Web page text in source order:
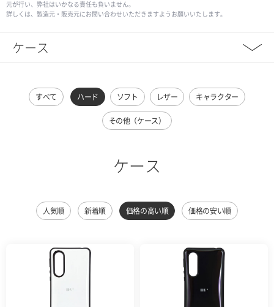
元が行い、弊社はいかなる責任も負いません。
詳しくは、製造元・販売元にお問い合わせいただきますようお願いいたします。
ケース
すべて ハード ソフト レザー キャラクター
その他（ケース）
ケース
人気順 新着順 価格の高い順 価格の安い順